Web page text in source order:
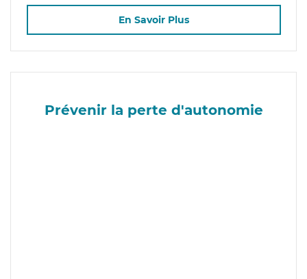
En Savoir Plus
Prévenir la perte d'autonomie